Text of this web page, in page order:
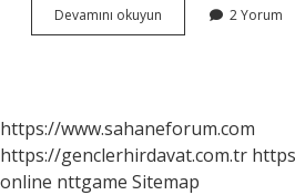
Devamını okuyun
Fiil
Eki
Mi
2 Yorum
https://www.sahaneforum.com
https://genclerhirdavat.com.tr
online nttgame Sitemap